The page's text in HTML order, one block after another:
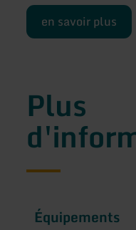
en savoir plus
Plus
Équipements